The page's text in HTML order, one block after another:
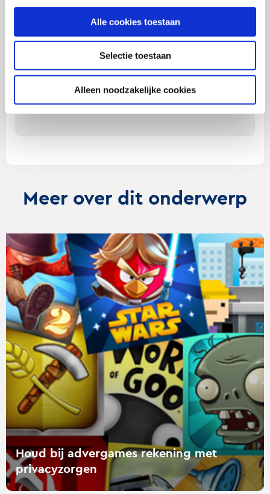
Alle cookies toestaan
Selectie toestaan
Alleen noodzakelijke cookies
Dr. Eva van Reijmersdalwerkt als universitair
hoofddocent Persuasieve Communicatie aan
de Universiteit van Amsterdam. Eva is een
expert op het gebied van de effecten van
branded content, influencer marketing en
andere vormen van geïntegreerde reclame
(advergames, advertorials).
Meer over dit onderwerp
Houd bij advergames rekening met
privacyzorgen
Lees
verder
over
Houd
bij
advergames
rekening
met
privacyzorgen